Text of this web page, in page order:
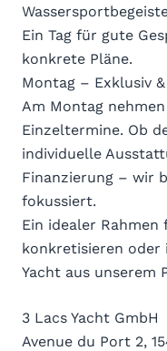
Ein Tag für gute
konkrete Pläne.
Montag – Exklusiv
Am Montag
Einzeltermine. Ob
individuelle
Finanzierung – wir
fokussiert.
Ein idealer
konkretisieren oder
Yacht aus unserem
3 Lacs Yacht GmbH
Avenue du Port 2,